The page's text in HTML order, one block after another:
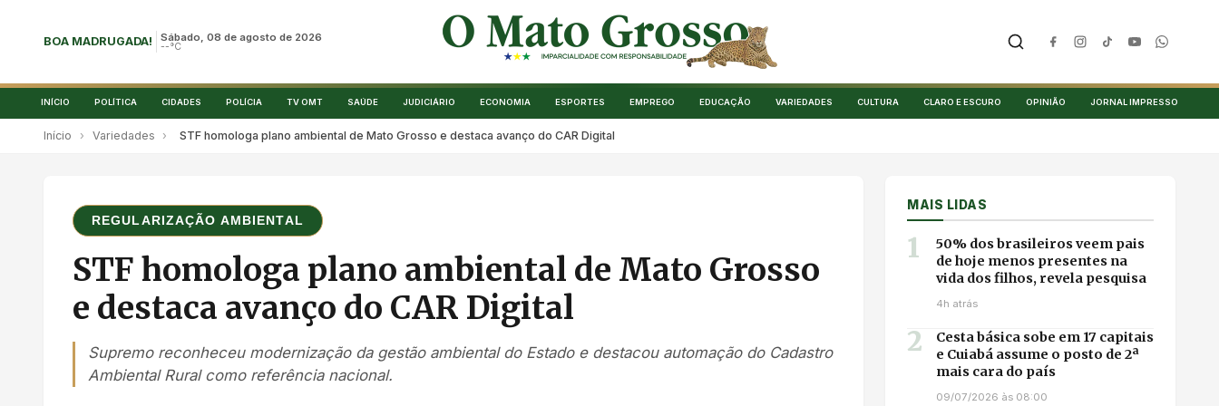
BOA MADRUGADA! Sábado, 08 de agosto de 2026
--°C
INÍCIO POLÍTICA CIDADES POLÍCIA TV OMT SAÚDE JUDICIÁRIO ECONOMIA ESPORTES EMPREGO EDUCAÇÃO VARIEDADES CULTURA CLARO E ESCURO OPINIÃO JORNAL IMPRESSO
Início › Variedades › STF homologa plano ambiental de Mato Grosso e destaca avanço do CAR Digital
REGULARIZAÇÃO AMBIENTAL
STF homologa plano ambiental de Mato Grosso
e destaca avanço do CAR Digital
Supremo reconheceu modernização da gestão ambiental do Estado e destacou automação do Cadastro
Ambiental Rural como referência nacional.
MAIS LIDAS
1
50% dos brasileiros veem pais
de hoje menos presentes na
vida dos filhos, revela pesquisa
4h atrás
2
Cesta básica sobe em 17 capitais
e Cuiabá assume o posto de 2ª
mais cara do país
09/07/2026 às 08:00